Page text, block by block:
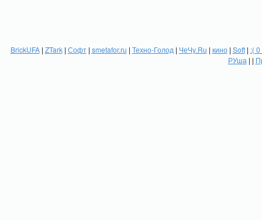
BrickUFA| ZTark| Софт| smetafor.ru | Техно-Голод | ЧеЧу.Ru | кино| Soft| :(
РУша | |